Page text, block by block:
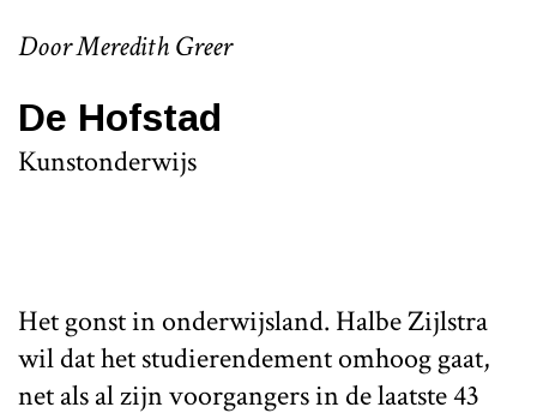
Door Meredith Greer
De Hofstad
Kunstonderwijs
Het gonst in onderwijsland. Halbe Zijlstra
wil dat het studierendement omhoog gaat,
net als al zijn voorgangers in de laatste 43